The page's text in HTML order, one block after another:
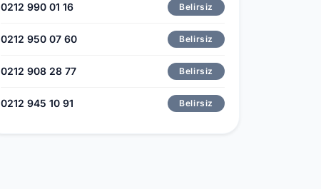
0212 990 01 16 Belirsiz
0212 950 07 60 Belirsiz
0212 908 28 77 Belirsiz
0212 945 10 91 Belirsiz